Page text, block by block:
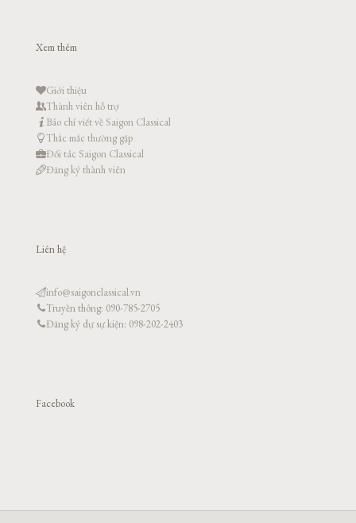
Xem thêm
Giới thiệu
Thành viên hỗ trợ
Báo chí viết về Saigon Classical
Thắc mắc thường gặp
Đối tác Saigon Classical
Đăng ký thành viên
Liên hệ
info@saigonclassical.vn
Truyền thông: 090-785-2705
Đăng ký dự sự kiện: 098-202-2403
Facebook